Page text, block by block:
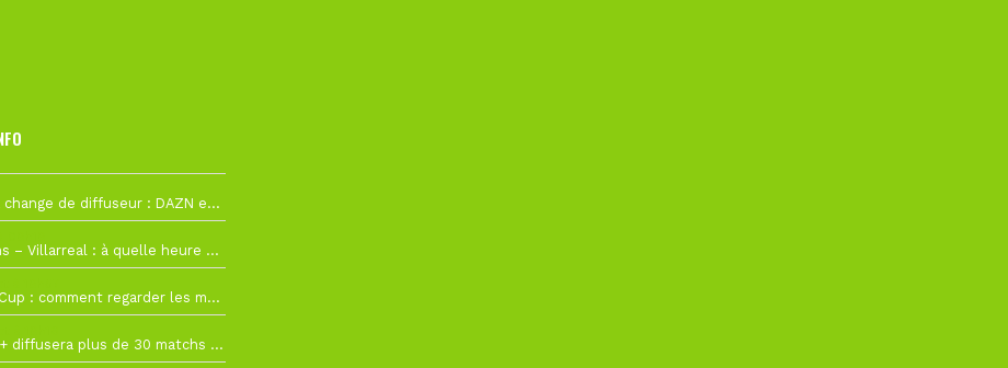
La Liga change de diffuseur : DAZN et Disney+ remplacent beIN Sports !
RC Lens – Villarreal : à quelle heure et sur quelle chaîne voir la finale de la Como Cup ?
Como Cup : comment regarder les matchs du RC Lens en direct ?
Ligue 1+ diffusera plus de 30 matchs amicaux avant la reprise de la Ligue 1